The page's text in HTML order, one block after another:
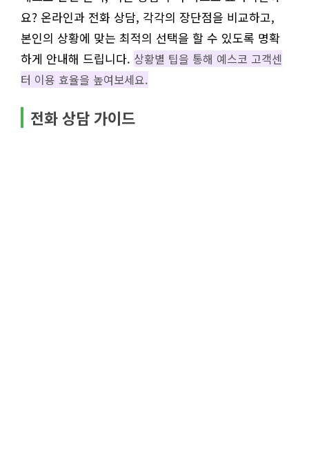
요? 온라인과 전화 상담, 각각의 장단점을 비교하고,
본인의 상황에 맞는 최적의 선택을 할 수 있도록 명확
하게 안내해 드립니다. 상황별 팁을 통해 예스코 고객센
터 이용 효율을 높여보세요.
전화 상담 가이드